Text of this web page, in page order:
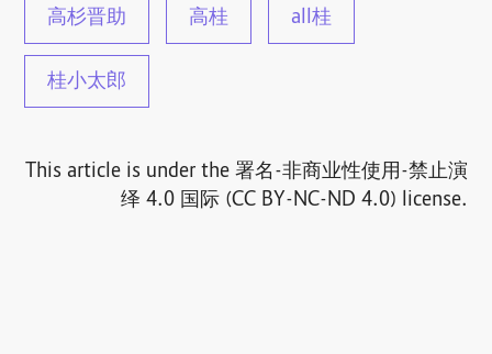
高杉晋助 高桂 all桂
桂小太郎
This article is under the 署名-非商业性使用-禁止演
绎 4.0 国际 (CC BY-NC-ND 4.0) license.